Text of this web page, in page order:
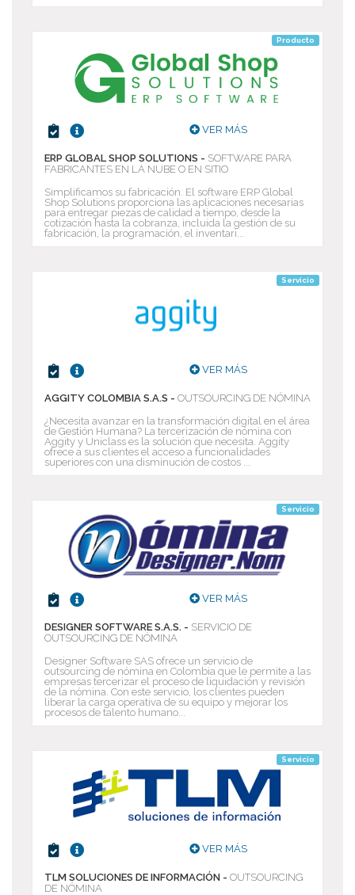
Producto
VER MÁS
ERP GLOBAL SHOP SOLUTIONS - SOFTWARE PARA
FABRICANTES EN LA NUBE O EN SITIO
Simplificamos su fabricación. El software ERP Global
Shop Solutions proporciona las aplicaciones necesarias
para entregar piezas de calidad a tiempo, desde la
cotización hasta la cobranza, incluida la gestión de su
fabricación, la programación, el inventari...
Servicio
VER MÁS
AGGITY COLOMBIA S.A.S - OUTSOURCING DE NÓMINA
¿Necesita avanzar en la transformación digital en el área
de Gestión Humana? La tercerización de nómina con
Aggity y Uniclass es la solución que necesita. Aggity
ofrece a sus clientes el acceso a funcionalidades
superiores con una disminución de costos ...
Servicio
VER MÁS
DESIGNER SOFTWARE S.A.S. - SERVICIO DE
OUTSOURCING DE NÓMINA
Designer Software SAS ofrece un servicio de
outsourcing de nómina en Colombia que le permite a las
empresas tercerizar el proceso de liquidación y revisión
de la nómina. Con este servicio, los clientes pueden
liberar la carga operativa de su equipo y mejorar los
procesos de talento humano...
Servicio
VER MÁS
TLM SOLUCIONES DE INFORMACIÓN - OUTSOURCING
DE NÓMINA